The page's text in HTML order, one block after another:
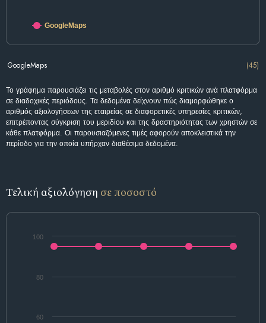
GoogleMaps
GoogleMaps (45)
Το γράφημα παρουσιάζει τις μεταβολές στον αριθμό κριτικών ανά πλατφόρμα
σε διαδοχικές περιόδους. Τα δεδομένα δείχνουν πώς διαμορφώθηκε ο
αριθμός αξιολογήσεων της εταιρείας σε διαφορετικές υπηρεσίες κριτικών,
επιτρέποντας σύγκριση του μεριδίου και της δραστηριότητας των χρηστών σε
κάθε πλατφόρμα. Οι παρουσιαζόμενες τιμές αφορούν αποκλειστικά την
περίοδο για την οποία υπήρχαν διαθέσιμα δεδομένα.
Τελική αξιολόγηση σε ποσοστό
60
80
100